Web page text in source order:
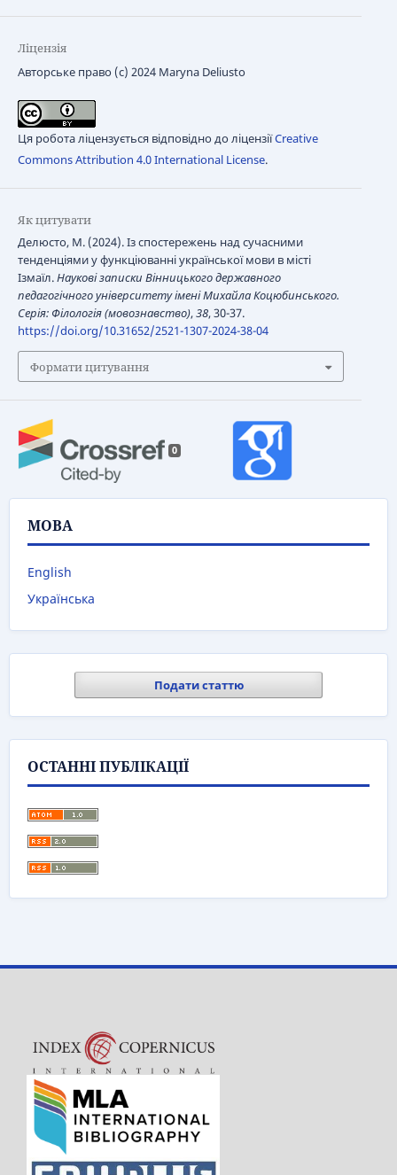
Ліцензія
Авторське право (c) 2024 Maryna Deliusto
Ця робота ліцензується відповідно до ліцензіїCreative
Commons Attribution 4.0 International License.
Як цитувати
Делюсто, М. (2024). Із спостережень над сучасними
тенденціями у функціюванні української мови в місті
Ізмаїл.Наукові записки Вінницького державного
педагогічного університету імені Михайла Коцюбинського.
Серія: Філологія (мовознавство),38, 30-37.
https://doi.org/10.31652/2521-1307-2024-38-04
Формати цитування
0
МОВА
English
Українська
Подати статтю
ОСТАННІ ПУБЛІКАЦІЇ